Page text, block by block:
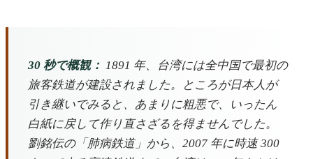
30 秒で概観： 1891 年、台湾には全中国で最初の
旅客鉄道が建設されました。ところが日本人が
引き継いでみると、あまりに粗悪で、いったん
白紙に戻して作り直さざるを得ませんでした。
劉銘伝の「肺病鉄道」から、2007 年に時速 300